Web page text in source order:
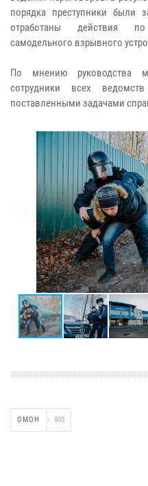
порядка преступники
отработаны действия
самодельного взрывного
По мнению руководства
сотрудники всех
поставленными задачами
ОМОН 903